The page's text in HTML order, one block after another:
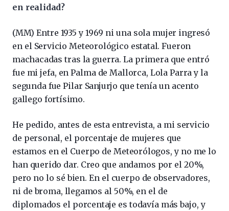
en realidad?
(MM) Entre 1935 y 1969 ni una sola mujer ingresó
en el Servicio Meteorológico estatal. Fueron
machacadas tras la guerra. La primera que entró
fue mi jefa, en Palma de Mallorca, Lola Parra y la
segunda fue Pilar Sanjurjo que tenía un acento
gallego fortísimo.
He pedido, antes de esta entrevista, a mi servicio
de personal, el porcentaje de mujeres que
estamos en el Cuerpo de Meteorólogos, y no me lo
han querido dar. Creo que andamos por el 20%,
pero no lo sé bien. En el cuerpo de observadores,
ni de broma, llegamos al 50%, en el de
diplomados el porcentaje es todavía más bajo, y